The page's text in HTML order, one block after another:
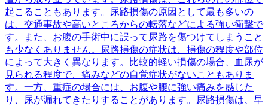
起こることもあります。尿路損傷の原因として最も多いの
は、交通事故や高いところからの転落などによる強い衝撃で
す。また、お腹の手術中に誤って尿路を傷つけてしまうこと
も少なくありません。尿路損傷の症状は、損傷の程度や部位
によって大きく異なります。比較的軽い損傷の場合、血尿が
見られる程度で、痛みなどの自覚症状がないこともありま
す。一方、重症の場合には、お腹や腰に強い痛みを感じた
り、尿が漏れてきたりすることがあります。尿路損傷は、早